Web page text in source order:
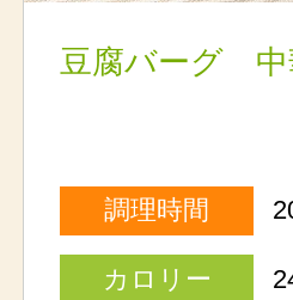
豆腐バーグ 中
調理時間
カロリー